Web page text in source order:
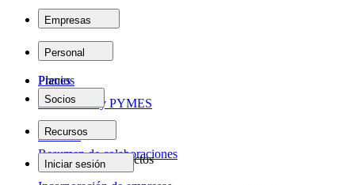
Empresas
Planes
Autónomos y PYMES
Empresas
Personal
Planes
Personal
Precios
Socios
Red de socios
Resumen de colaboraciones
Recursos
Ayuda sobre productos
Iniciar sesión